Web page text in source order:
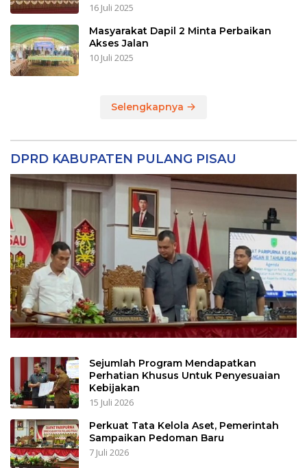
16 Juli 2025
Masyarakat Dapil 2 Minta Perbaikan
Akses Jalan
10 Juli 2025
Selengkapnya
DPRD KABUPATEN PULANG PISAU
Sejumlah Program Mendapatkan
Perhatian Khusus Untuk Penyesuaian
Kebijakan
15 Juli 2026
Perkuat Tata Kelola Aset, Pemerintah
Sampaikan Pedoman Baru
7 Juli 2026